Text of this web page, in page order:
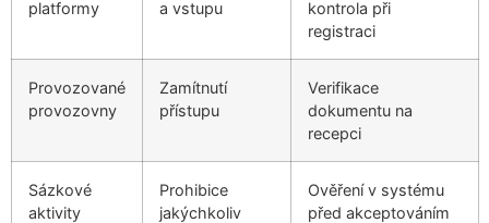
platformy a vstupu
kontrola při
registraci
Provozované
provozovny
Zamítnutí
přístupu
Verifikace
dokumentu na
recepci
Sázkové
aktivity
Prohibice
jakýchkoliv
Ověření v systému
před akceptováním